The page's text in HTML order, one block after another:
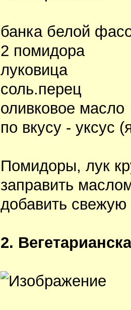
банка белой
2 помидора
луковица
соль.перец
оливковое масло
по вкусу - уксус
Помидоры, лук
заправить
добавить свежую
2.